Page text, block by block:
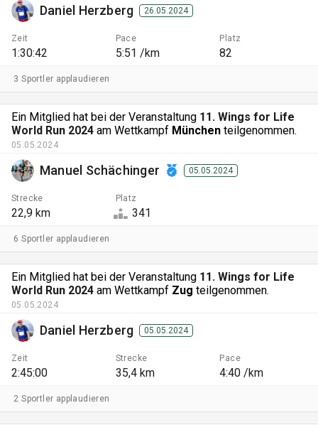
Daniel Herzberg 26.05.2024
Zeit
1:30:42
Pace
5:51 /km
Platz
82
3 Sportler applaudieren
Ein Mitglied hat bei der Veranstaltung 11. Wings for Life
World Run 2024 am Wettkampf München teilgenommen.
05.05.2024
Manuel Schächinger 05.05.2024
Strecke
22,9 km
Platz
341
6 Sportler applaudieren
Ein Mitglied hat bei der Veranstaltung 11. Wings for Life
World Run 2024 am Wettkampf Zug teilgenommen.
05.05.2024
Daniel Herzberg 05.05.2024
Zeit
2:45:00
Strecke
35,4 km
Pace
4:40 /km
2 Sportler applaudieren